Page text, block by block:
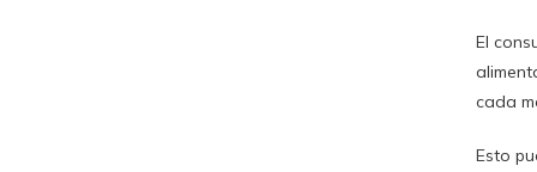
El
cada
Esto